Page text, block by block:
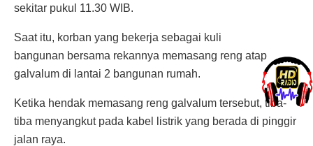
sekitar pukul 11.30 WIB.
Saat itu, korban yang bekerja sebagai kuli
bangunan bersama rekannya memasang reng atap
galvalum di lantai 2 bangunan rumah.
Ketika hendak memasang reng galvalum tersebut, tiba-
tiba menyangkut pada kabel listrik yang berada di pinggir
jalan raya.